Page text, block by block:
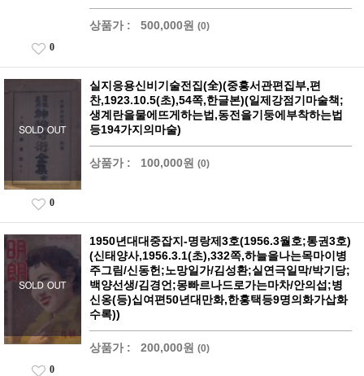
상품가 : 500,000원 (0)
0
실지응용신비기술전집(全)(중흥서관편집부,편
찬,1923.10.5(초),54쪽,한글본)(일제강점기마술책;
생계란을물에뜨게하는법,동전을기둥에부착하는법
등194가지의마술)
상품가 : 100,000원 (0)
0
1950년대대중잡지-명랑제3호(1956.3월호;통권3호)
(신태양사,1956.3.1(초),332쪽,하늘을나는목마이병
주그림/신동헌;노망일가/김성환;실연극일막/박기당;
백양선생/김경언;몽빠르나드로가는마차/안의섭;병
신옹(등)십여편50년대만화,한홍택등9명의화가삽화
수록))
상품가 : 200,000원 (0)
0